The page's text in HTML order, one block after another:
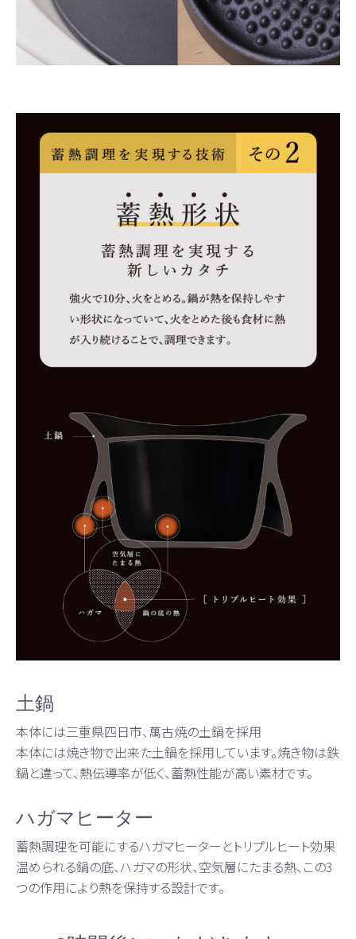
土鍋
本体には三重県四日市、萬古焼の土鍋を採用
本体には焼き物で出来た土鍋を採用しています。焼き物は鉄
鍋と違って、熱伝導率が低く、蓄熱性能が高い素材です。
ハガマヒーター
蓄熱調理を可能にするハガマヒーターとトリプルヒート効果
温められる鍋の底、ハガマの形状、空気層にたまる熱、この3
つの作用により熱を保持する設計です。